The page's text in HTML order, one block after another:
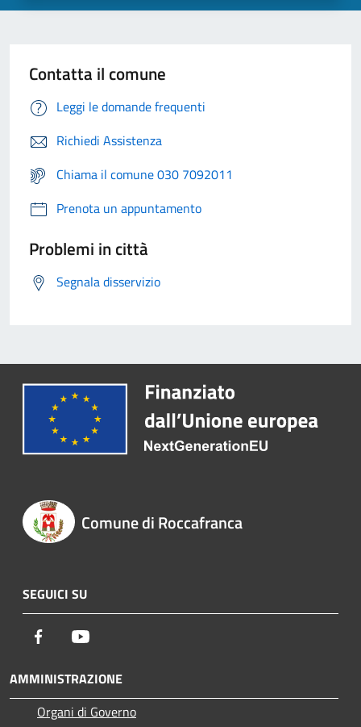
Contatta il comune
Leggi le domande frequenti
Richiedi Assistenza
Chiama il comune 030 7092011
Prenota un appuntamento
Problemi in città
Segnala disservizio
Comune di Roccafranca
SEGUICI SU
Facebook
AMMINISTRAZIONE
Organi di Governo